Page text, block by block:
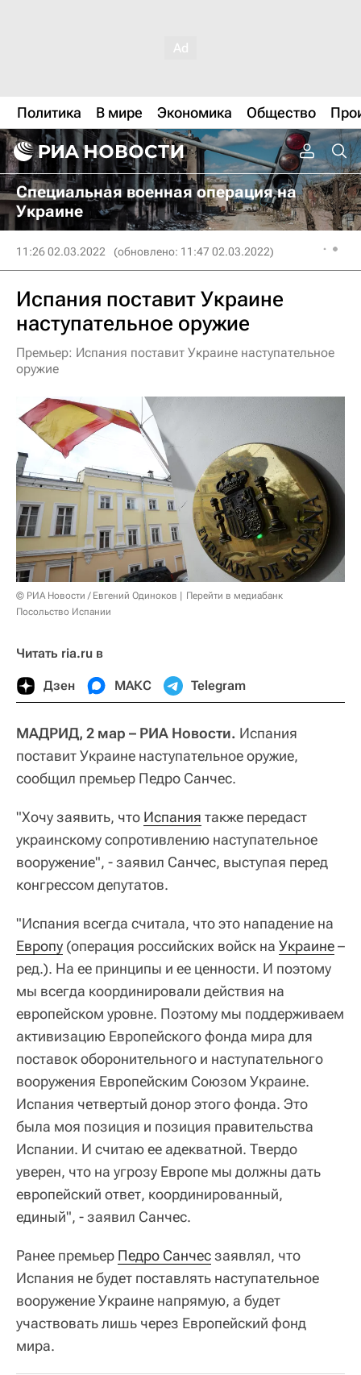
Политика В мире Экономика Общество
Специальная военная операция на
Украине
11:26 02.03.2022 (обновлено: 11:47 02.03.2022)
Испания поставит Украине
наступательное оружие
Премьер: Испания поставит Украине наступательное
оружие
© РИА Новости / Евгений Одиноков
Перейти в медиабанк
Посольство Испании
Читать ria.ru в
Дзен МАКС Telegram
МАДРИД, 2 мар – РИА Новости. Испания
поставит Украине наступательное оружие,
сообщил премьер Педро Санчес.
"Хочу заявить, что Испания также передаст
украинскому сопротивлению наступательное
вооружение", - заявил Санчес, выступая перед
конгрессом депутатов.
"Испания всегда считала, что это нападение на
Европу (операция российских войск на Украине–
ред.). На ее принципы и ее ценности. И поэтому
мы всегда координировали действия на
европейском уровне. Поэтому мы поддерживаем
активизацию Европейского фонда мира для
поставок оборонительного и наступательного
вооружения Европейским Союзом Украине.
Испания четвертый донор этого фонда. Это
была моя позиция и позиция правительства
Испании. И считаю ее адекватной. Твердо
уверен, что на угрозу Европе мы должны дать
европейский ответ, координированный,
единый", - заявил Санчес.
Ранее премьер Педро Санчесзаявлял, что
Испания не будет поставлять наступательное
вооружение Украине напрямую, а будет
участвовать лишь через Европейский фонд
мира.